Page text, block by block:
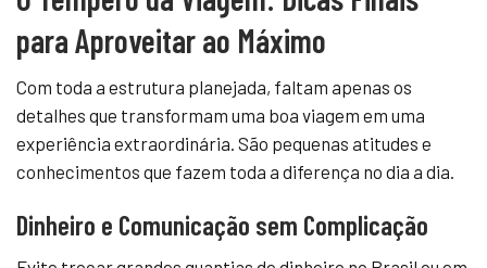
para Aproveitar ao Máximo
Com toda a estrutura planejada, faltam apenas os
detalhes que transformam uma boa viagem em uma
experiência extraordinária. São pequenas atitudes e
conhecimentos que fazem toda a diferença no dia a dia.
Dinheiro e Comunicação sem Complicação